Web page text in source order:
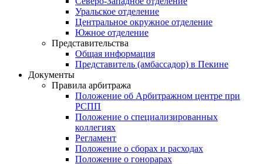
Уральское отделение
Центральное окружное отделение
Южное отделение
Представительства
Общая информация
Представитель (амбассадор) в Пекине
Документы
Правила арбитража
Положение об Арбитражном центре при
РСПП
Положение о специализированных
коллегиях
Регламент
Положение о сборах и расходах
Положение о гонорарах